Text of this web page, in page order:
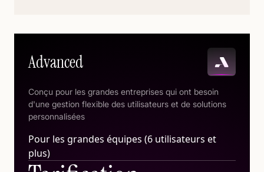
Advanced
Conçu pour les grandes entreprises qui ont besoin
d'une gestion flexible des utilisateurs et de solutions
personnalisées
Pour les grandes équipes (6 utilisateurs et
plus)